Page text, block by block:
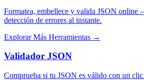
Formatea, embellece y valida JSON online
detección de errores al instante.
Explorar Más Herramientas →
Validador JSON
Comprueba si tu JSON es válido con un clic.